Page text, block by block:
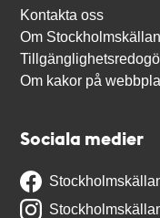
Kontakta oss
Om Stockholmskällan
Om kakor på
Sociala medier